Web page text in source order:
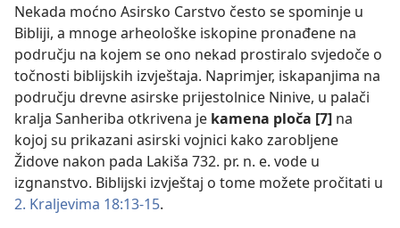
Nekada moćno Asirsko Carstvo često se spominje u
Bibliji, a mnoge arheološke iskopine pronađene na
području na kojem se ono nekad prostiralo svjedoče o
točnosti biblijskih izvještaja. Naprimjer, iskapanjima na
području drevne asirske prijestolnice Ninive, u palači
kralja Sanheriba otkrivena je kamena ploča [7] na
kojoj su prikazani asirski vojnici kako zarobljene
Židove nakon pada Lakiša 732. pr. n. e. vode u
izgnanstvo. Biblijski izvještaj o tome možete pročitati u
2. Kraljevima 18:13-15.